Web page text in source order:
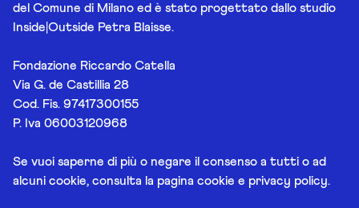
del Comune di Milano ed è stato progettato dallo studio
Inside|Outside Petra Blaisse.
Fondazione Riccardo Catella
Via G. de Castillia 28
Cod. Fis. 97417300155
P. Iva 06003120968
Se vuoi saperne di più o negare il consenso a tutti o ad
alcuni cookie, consulta la pagina cookie e privacy policy.